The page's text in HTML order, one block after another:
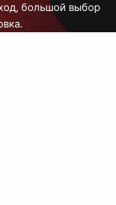
большой выбор